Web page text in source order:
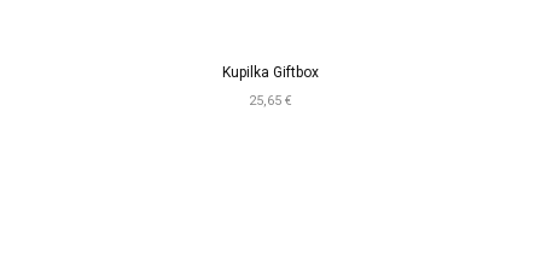
Kupilka Giftbox
25,65 €